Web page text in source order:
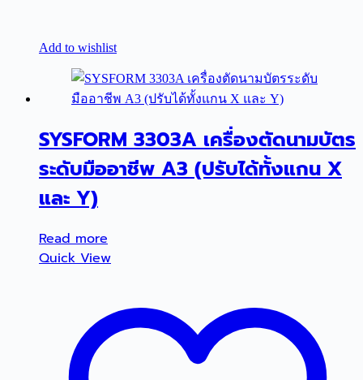
Add to wishlist
SYSFORM 3303A เครื่องตัดนามบัตร
ระดับมืออาชีพ A3 (ปรับได้ทั้งแกน X
และ Y)
Read more
Quick View